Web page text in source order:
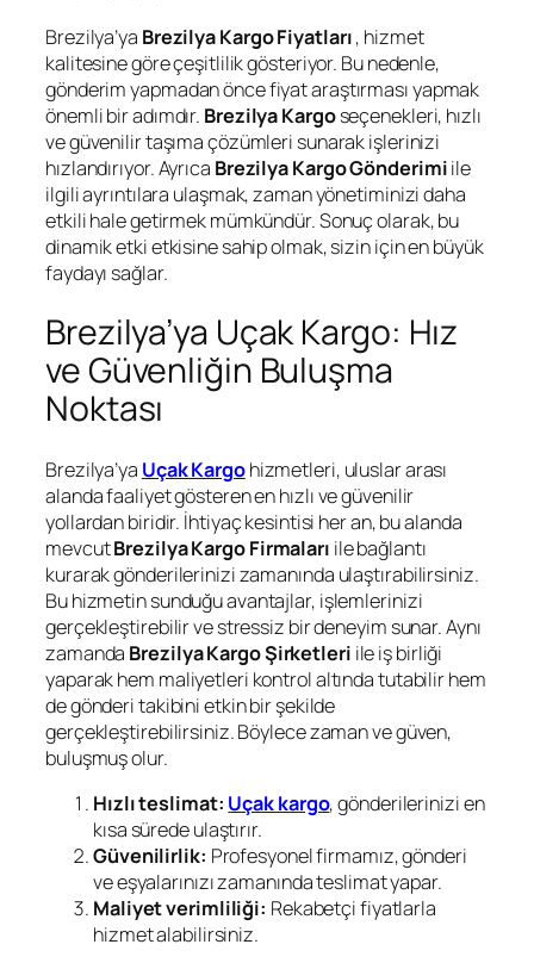
Brezilya’ya Brezilya Kargo Fiyatları, hizmet
kalitesine göre çeşitlilik gösteriyor. Bu nedenle,
gönderim yapmadan önce fiyat araştırması yapmak
önemli bir adımdır. Brezilya Kargoseçenekleri, hızlı
ve güvenilir taşıma çözümleri sunarak işlerinizi
hızlandırıyor. Ayrıca Brezilya Kargo Gönderimiile
ilgili ayrıntılara ulaşmak, zaman yönetiminizi daha
etkili hale getirmek mümkündür. Sonuç olarak, bu
dinamik etki etkisine sahip olmak, sizin için en büyük
faydayı sağlar.
Brezilya’ya Uçak Kargo: Hız
ve Güvenliğin Buluşma
Noktası
Brezilya’ya Uçak Kargohizmetleri, uluslar arası
alanda faaliyet gösteren en hızlı ve güvenilir
yollardan biridir. İhtiyaç kesintisi her an, bu alanda
mevcutBrezilya Kargo Firmaları ile bağlantı
kurarak gönderilerinizi zamanında ulaştırabilirsiniz.
Bu hizmetin sunduğu avantajlar, işlemlerinizi
gerçekleştirebilir ve stressiz bir deneyim sunar. Aynı
zamanda Brezilya Kargo Şirketleri ile iş birliği
yaparak hem maliyetleri kontrol altında tutabilir hem
de gönderi takibini etkin bir şekilde
gerçekleştirebilirsiniz. Böylece zaman ve güven,
buluşmuş olur.
Hızlı teslimat: Uçak kargo, gönderilerinizi en
kısa sürede ulaştırır.
Güvenilirlik: Profesyonel firmamız, gönderi
ve eşyalarınızı zamanında teslimat yapar.
Maliyet verimliliği: Rekabetçi fiyatlarla
hizmet alabilirsiniz.